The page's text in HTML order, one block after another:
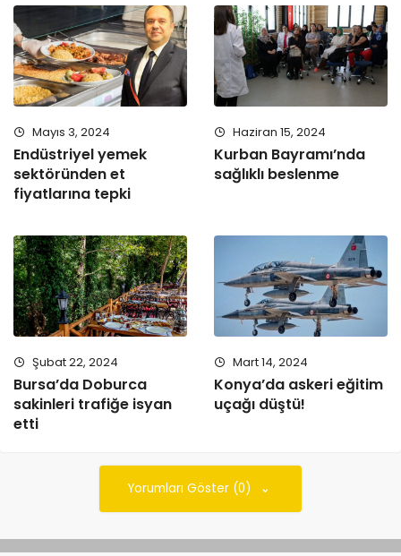
Mayıs 3, 2024
Endüstriyel yemek
sektöründen et
fiyatlarına tepki
Haziran 15, 2024
Kurban Bayramı’nda
sağlıklı beslenme
Şubat 22, 2024
Bursa’da Doburca
sakinleri trafiğe isyan
etti
Mart 14, 2024
Konya’da askeri eğitim
uçağı düştü!
Yorumları Göster (0)